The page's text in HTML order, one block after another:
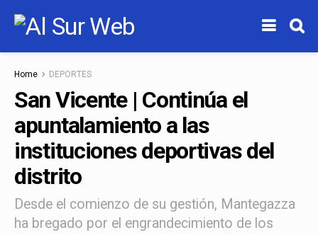
Home DEPORTES
San Vicente | Continúa el
apuntalamiento a las
instituciones deportivas del
distrito
Desde el comienzo de su gestión, Mantegazza
ha bregado por el engrandecimiento de los